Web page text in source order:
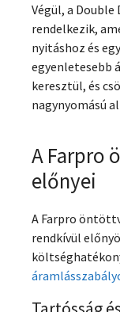
Végül, a Double
rendelkezik,
nyitáshoz és
egyenletesebb
keresztül, és
nagynyomású
A Farpro
előnyei
A Farpro
rendkívül